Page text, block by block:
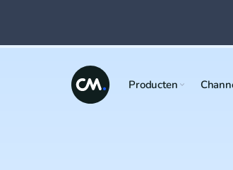
Producten